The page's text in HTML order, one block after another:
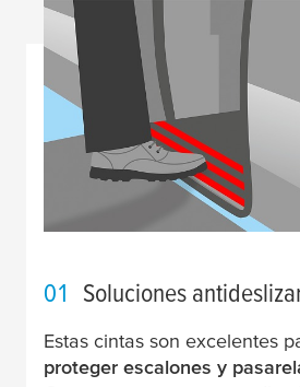
01 Soluciones
Estas cintas son excelentes
proteger escalones y